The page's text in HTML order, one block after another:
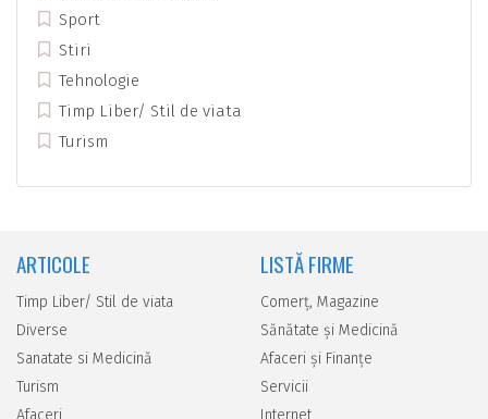
Sport
Stiri
Tehnologie
Timp Liber/ Stil de viata
Turism
ARTICOLE
Timp Liber/ Stil de viata
Diverse
Sanatate si Medicină
Turism
Afaceri
LISTĂ FIRME
Comerţ, Magazine
Sănătate şi Medicină
Afaceri şi Finanţe
Servicii
Internet